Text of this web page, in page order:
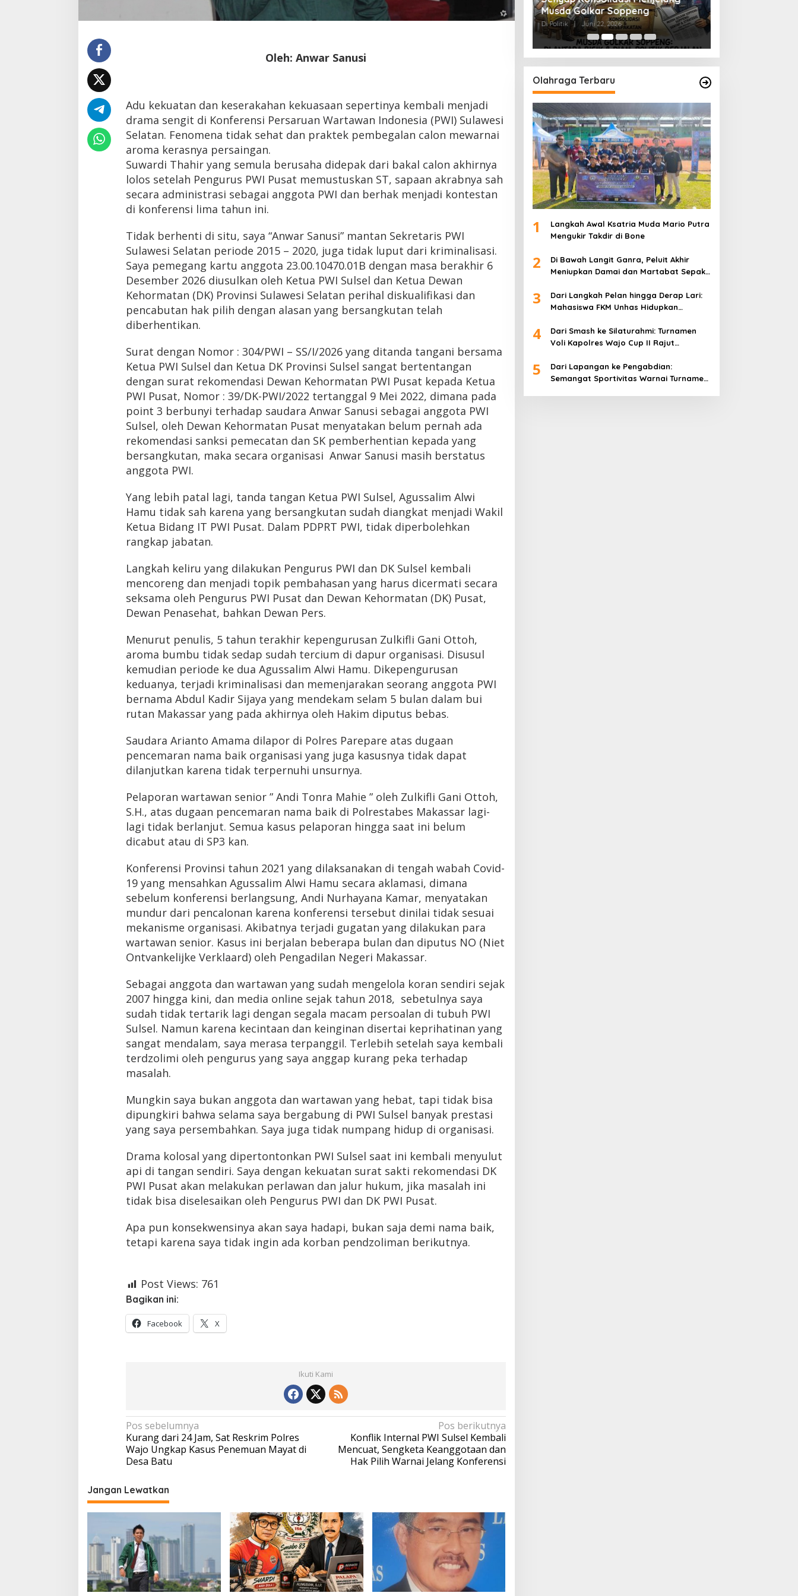
Oleh: Anwar Sanusi
Adu kekuatan dan keserakahan kekuasaan sepertinya kembali menjadi
drama sengit di Konferensi Persaruan Wartawan Indonesia (PWI) Sulawesi
Selatan. Fenomena tidak sehat dan praktek pembegalan calon mewarnai
aroma kerasnya persaingan.
Suwardi Thahir yang semula berusaha didepak dari bakal calon akhirnya
lolos setelah Pengurus PWI Pusat memustuskan ST, sapaan akrabnya sah
secara administrasi sebagai anggota PWI dan berhak menjadi kontestan
di konferensi lima tahun ini.
Tidak berhenti di situ, saya “Anwar Sanusi” mantan Sekretaris PWI
Sulawesi Selatan periode 2015 – 2020, juga tidak luput dari kriminalisasi.
Saya pemegang kartu anggota 23.00.10470.01B dengan masa berakhir 6
Desember 2026 diusulkan oleh Ketua PWI Sulsel dan Ketua Dewan
Kehormatan (DK) Provinsi Sulawesi Selatan perihal diskualifikasi dan
pencabutan hak pilih dengan alasan yang bersangkutan telah
diberhentikan.
Surat dengan Nomor : 304/PWI – SS/I/2026 yang ditanda tangani bersama
Ketua PWI Sulsel dan Ketua DK Provinsi Sulsel sangat bertentangan
dengan surat rekomendasi Dewan Kehormatan PWI Pusat kepada Ketua
PWI Pusat, Nomor : 39/DK-PWI/2022 tertanggal 9 Mei 2022, dimana pada
point 3 berbunyi terhadap saudara Anwar Sanusi sebagai anggota PWI
Sulsel, oleh Dewan Kehormatan Pusat menyatakan belum pernah ada
rekomendasi sanksi pemecatan dan SK pemberhentian kepada yang
bersangkutan, maka secara organisasi Anwar Sanusi masih berstatus
anggota PWI.
Yang lebih patal lagi, tanda tangan Ketua PWI Sulsel, Agussalim Alwi
Hamu tidak sah karena yang bersangkutan sudah diangkat menjadi Wakil
Ketua Bidang IT PWI Pusat. Dalam PDPRT PWI, tidak diperbolehkan
rangkap jabatan.
Langkah keliru yang dilakukan Pengurus PWI dan DK Sulsel kembali
mencoreng dan menjadi topik pembahasan yang harus dicermati secara
seksama oleh Pengurus PWI Pusat dan Dewan Kehormatan (DK) Pusat,
Dewan Penasehat, bahkan Dewan Pers.
Menurut penulis, 5 tahun terakhir kepengurusan Zulkifli Gani Ottoh,
aroma bumbu tidak sedap sudah tercium di dapur organisasi. Disusul
kemudian periode ke dua Agussalim Alwi Hamu. Dikepengurusan
keduanya, terjadi kriminalisasi dan memenjarakan seorang anggota PWI
bernama Abdul Kadir Sijaya yang mendekam selam 5 bulan dalam bui
rutan Makassar yang pada akhirnya oleh Hakim diputus bebas.
Saudara Arianto Amama dilapor di Polres Parepare atas dugaan
pencemaran nama baik organisasi yang juga kasusnya tidak dapat
dilanjutkan karena tidak terpernuhi unsurnya.
Pelaporan wartawan senior ” Andi Tonra Mahie ” oleh Zulkifli Gani Ottoh,
S.H., atas dugaan pencemaran nama baik di Polrestabes Makassar lagi-
lagi tidak berlanjut. Semua kasus pelaporan hingga saat ini belum
dicabut atau di SP3 kan.
Konferensi Provinsi tahun 2021 yang dilaksanakan di tengah wabah Covid-
19 yang mensahkan Agussalim Alwi Hamu secara aklamasi, dimana
sebelum konferensi berlangsung, Andi Nurhayana Kamar, menyatakan
mundur dari pencalonan karena konferensi tersebut dinilai tidak sesuai
mekanisme organisasi. Akibatnya terjadi gugatan yang dilakukan para
wartawan senior. Kasus ini berjalan beberapa bulan dan diputus NO (Niet
Ontvankelijke Verklaard) oleh Pengadilan Negeri Makassar.
Sebagai anggota dan wartawan yang sudah mengelola koran sendiri sejak
2007 hingga kini, dan media online sejak tahun 2018, sebetulnya saya
sudah tidak tertarik lagi dengan segala macam persoalan di tubuh PWI
Sulsel. Namun karena kecintaan dan keinginan disertai keprihatinan yang
sangat mendalam, saya merasa terpanggil. Terlebih setelah saya kembali
terdzolimi oleh pengurus yang saya anggap kurang peka terhadap
masalah.
Mungkin saya bukan anggota dan wartawan yang hebat, tapi tidak bisa
dipungkiri bahwa selama saya bergabung di PWI Sulsel banyak prestasi
yang saya persembahkan. Saya juga tidak numpang hidup di organisasi.
Drama kolosal yang dipertontonkan PWI Sulsel saat ini kembali menyulut
api di tangan sendiri. Saya dengan kekuatan surat sakti rekomendasi DK
PWI Pusat akan melakukan perlawan dan jalur hukum, jika masalah ini
tidak bisa diselesaikan oleh Pengurus PWI dan DK PWI Pusat.
Apa pun konsekwensinya akan saya hadapi, bukan saja demi nama baik,
tetapi karena saya tidak ingin ada korban pendzoliman berikutnya.
Post Views: 761
Bagikan ini:
Facebook X
Ikuti Kami
Navigasi
pos
Pos sebelumnya
Kurang dari 24 Jam, Sat Reskrim Polres
Wajo Ungkap Kasus Penemuan Mayat di
Desa Batu
Pos berikutnya
Konflik Internal PWI Sulsel Kembali
Mencuat, Sengketa Keanggotaan dan
Hak Pilih Warnai Jelang Konferensi
Jangan Lewatkan
Latemmamala
Musda Golkar Soppeng
Di Politik | Juni 22, 2026
Olahraga Terbaru
1
Langkah Awal Ksatria Muda Mario Putra
Mengukir Takdir di Bone
2
Di Bawah Langit Ganra, Peluit Akhir
Meniupkan Damai dan Martabat Sepak
3
Dari Langkah Pelan hingga Derap Lari:
Mahasiswa FKM Unhas Hidupkan
4
Dari Smash ke Silaturahmi: Turnamen
Voli Kapolres Wajo Cup II Rajut
80
5
Dari Lapangan ke Pengabdian:
Semangat Sportivitas Warnai Turnamen